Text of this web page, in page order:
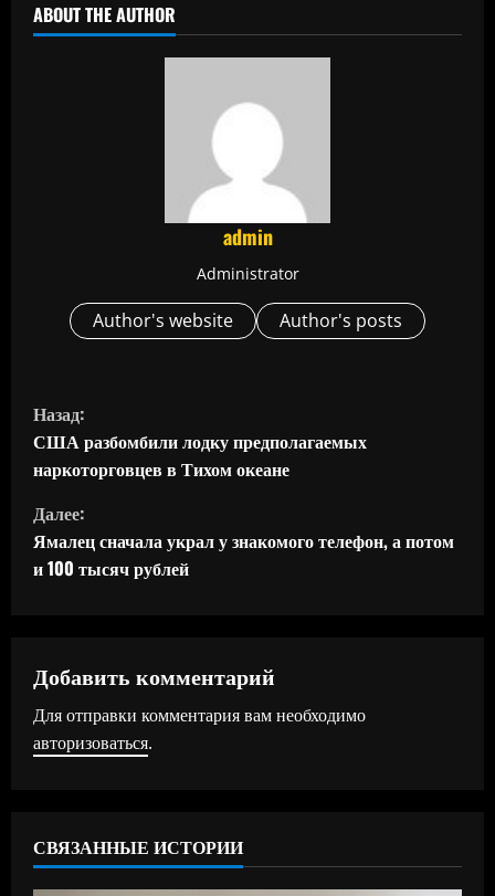
ABOUT THE AUTHOR
admin
Administrator
Author's website Author's posts
П
р
о
д
о
ж
и
ч
Назад:
США разбомбили лодку предполагаемых
наркоторговцев в Тихом океане
Далее:
Ямалец сначала украл у знакомого телефон, а потом
и 100 тысяч рублей
Добавить комментарий
Для отправки комментария вам необходимо
авторизоваться.
СВЯЗАННЫЕ ИСТОРИИ